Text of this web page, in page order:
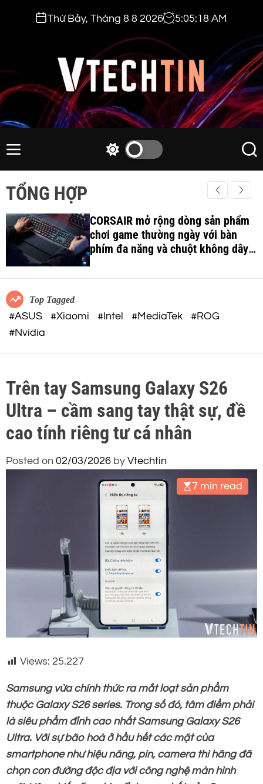
t
o
c
o
e
Thứ Bảy, Tháng 8 8 2026 5:05:19 AM
v
c
h
t
i
n
.
c
m
M
e
w
h
c
o
o
d
S
e
a
r
h
TỔNG HỢP
CORSAIR mở rộng dòng sản phẩm
chơi game thường ngày với bàn
phím đa năng và chuột không dây
công thái học
Top Tagged
#ASUS #Xiaomi #Intel #MediaTek
#ROG
#Nvidia
Trên tay Samsung Galaxy S26
Ultra – cầm sang tay thật sự, đề
cao tính riêng tư cá nhân
Posted on 02/03/2026 by Vtechtin
7 min read
Views: 25.227
Samsung vừa chính thức ra mắt loạt sản phẩm
thuộc Galaxy S26 series. Trong số đó, tâm điểm phải
là siêu phẩm đỉnh cao nhất Samsung Galaxy S26
Ultra. Với sự bão hoà ở hầu hết các mặt của
smartphone như hiệu năng, pin, camera thì hãng đã
chọn con đường độc địa với công nghệ màn hình